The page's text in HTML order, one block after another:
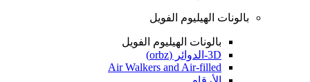
بالونات الهيليوم الفويل
بالونات الهيليوم الفويل
3D-الدوائر (orbz)
Air Walkers and Air-filled